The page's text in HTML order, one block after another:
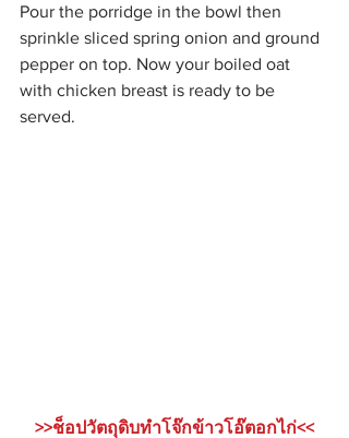
Pour the porridge in the bowl then
sprinkle sliced spring onion and ground
pepper on top. Now your boiled oat
with chicken breast is ready to be
served.
>>ช็อปวัตถุดิบทำโจ๊กข้าวโอ๊ตอกไก่<<